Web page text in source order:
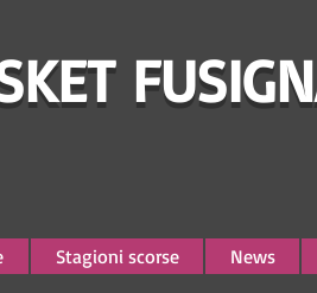
Stagioni scorse News